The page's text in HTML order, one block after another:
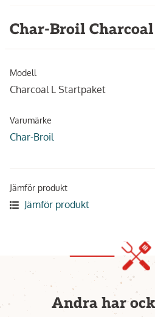
Char-Broil
Modell
Charcoal L Startpaket
Varumärke
Char-Broil
Jämför produkt
Jämför produkt
Andra har